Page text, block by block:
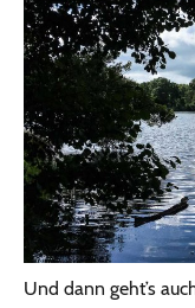
Und dann geht’s